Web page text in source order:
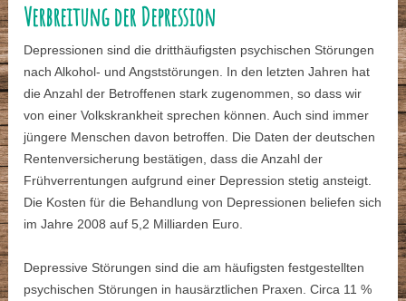
Verbreitung der Depression
Depressionen sind die dritthäufigsten psychischen Störungen
nach Alkohol- und Angststörungen. In den letzten Jahren hat
die Anzahl der Betroffenen stark zugenommen, so dass wir
von einer Volkskrankheit sprechen können. Auch sind immer
jüngere Menschen davon betroffen. Die Daten der deutschen
Rentenversicherung bestätigen, dass die Anzahl der
Frühverrentungen aufgrund einer Depression stetig ansteigt.
Die Kosten für die Behandlung von Depressionen beliefen sich
im Jahre 2008 auf 5,2 Milliarden Euro.
Depressive Störungen sind die am häufigsten festgestellten
psychischen Störungen in hausärztlichen Praxen. Circa 11 %